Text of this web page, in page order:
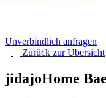
Unverbindlich anfragen
Zurück zurÜbersicht
jidajoHome